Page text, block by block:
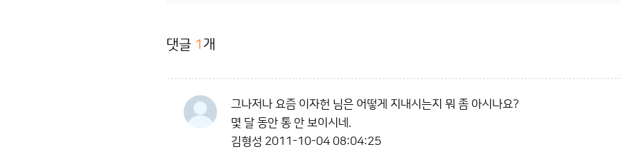
댓글 1 개
그나저나 요즘 이자헌 님은 어떻게 지내시는지 뭐 좀 아시나요?
몇 달 동안 통 안 보이시네.
김형성 2011-10-04 08:04:25